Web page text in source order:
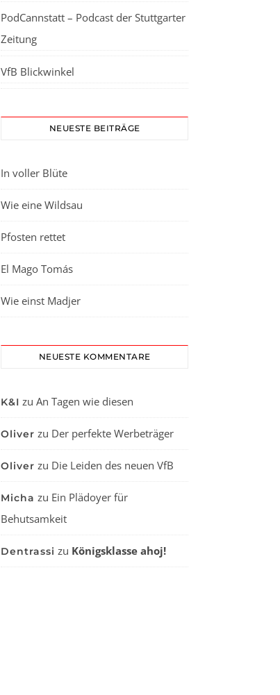
PodCannstatt – Podcast der Stuttgarter
Zeitung
VfB Blickwinkel
NEUESTE BEITRÄGE
In voller Blüte
Wie eine Wildsau
Pfosten rettet
El Mago Tomás
Wie einst Madjer
NEUESTE KOMMENTARE
K&I zu An Tagen wie diesen
Oliver zu Der perfekte Werbeträger
Oliver zu Die Leiden des neuen VfB
Micha zu Ein Plädoyer für
Behutsamkeit
Dentrassi zu Königsklasse ahoj!